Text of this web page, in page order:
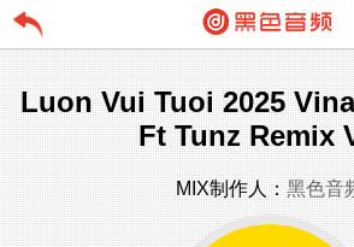
Luon Vui Tuoi 2025
Ft Tunz Remix
MIX制作人：黑色音